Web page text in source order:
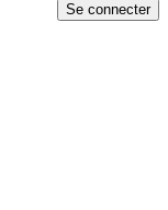
Se connecter